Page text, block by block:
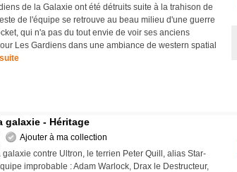
de la Galaxie ont été détruits suite à la trahison de
de l'équipe se retrouve au beau milieu d'une guerre
qui n'a pas du tout envie de voir ses anciens
Les Gardiens dans une ambiance de western spatial
galaxie - Héritage
Ajouter à ma collection
contre Ultron, le terrien Peter Quill, alias Star-
improbable : Adam Warlock, Drax le Destructeur,